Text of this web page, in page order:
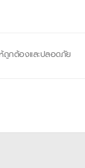
ถูกต้องและปลอดภัย